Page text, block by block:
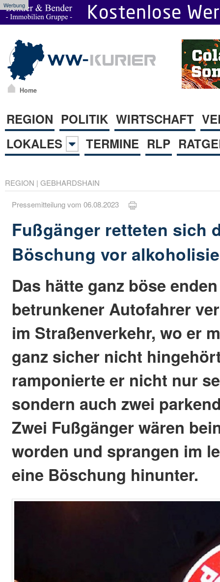
Werbung
Home
REGION POLITIK WIRTSCHAFT
LOKALES
TERMINE RLP
REGION | GEBHARDSHAIN
Pressemitteilung vom 06.08.2023
Fußgänger retteten sich
Böschung vor
Das hätte ganz böse
betrunkener Autofahrer
im Straßenverkehr, wo er
ganz sicher nicht
ramponierte er nicht nur
sondern auch zwei
Zwei Fußgänger wären
worden und sprangen im
eine Böschung hinunter.